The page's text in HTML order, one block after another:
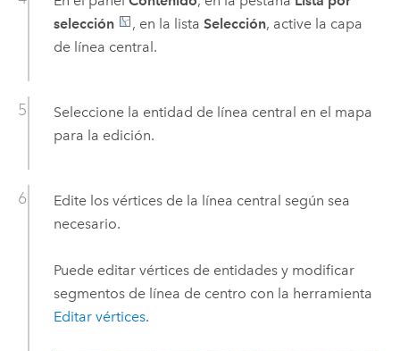
selección
, en la lista Selección, active la capa
de línea central.
Seleccione la entidad de línea central en el mapa
para la edición.
Edite los vértices de la línea central según sea
necesario.
Puede editar vértices de entidades y modificar
segmentos de línea de centro con la herramienta
Editar vértices.